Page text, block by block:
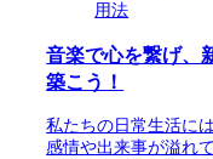
用法
音楽で心を繋げ、
築こう！
私たちの日常生活に
感情や出来事が溢れ